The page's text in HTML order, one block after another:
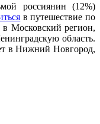
россиянин (12%)
в путешествие по
в Московский регион,
область.
в Нижний Новгород,